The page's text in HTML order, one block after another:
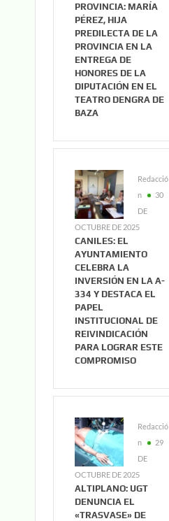
PROVINCIA: MARÍA
PÉREZ, HIJA
PREDILECTA DE LA
PROVINCIA EN LA
ENTREGA DE
HONORES DE LA
DIPUTACIÓN EN EL
TEATRO DENGRA DE
BAZA
Redacció
n
30
DE
OCTUBRE DE 2025
CANILES: EL
AYUNTAMIENTO
CELEBRA LA
INVERSIÓN EN LA A-
334 Y DESTACA EL
PAPEL
INSTITUCIONAL DE
REIVINDICACIÓN
PARA LOGRAR ESTE
COMPROMISO
Redacció
n
29
DE
OCTUBRE DE 2025
ALTIPLANO: UGT
DENUNCIA EL
«TRASVASE» DE